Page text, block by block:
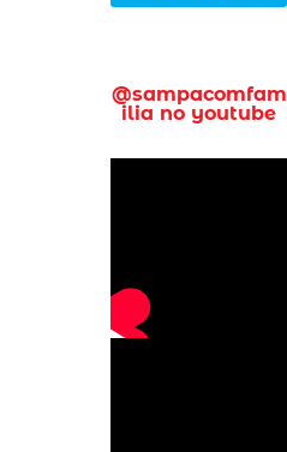
@sampacomfam
ilia no youtube